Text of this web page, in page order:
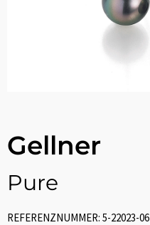
Gellner
Pure
REFERENZNUMMER: 5-22023-06